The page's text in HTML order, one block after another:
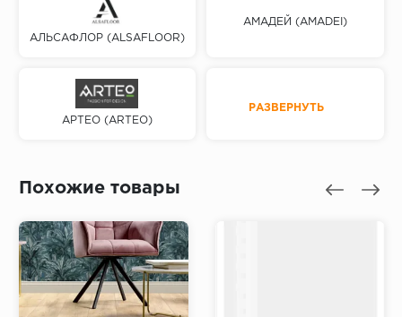
АЛЬСАФЛОР (ALSAFLOOR)
АМАДЕЙ (AMADEI)
АРТЕО (ARTEO)
РАЗВЕРНУТЬ
Похожие товары